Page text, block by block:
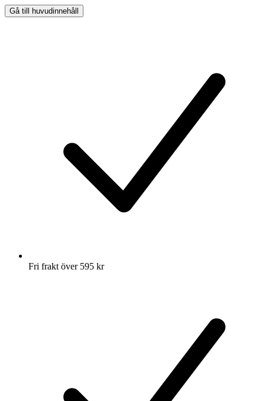
Gå till huvudinnehåll
Fri frakt över 595 kr